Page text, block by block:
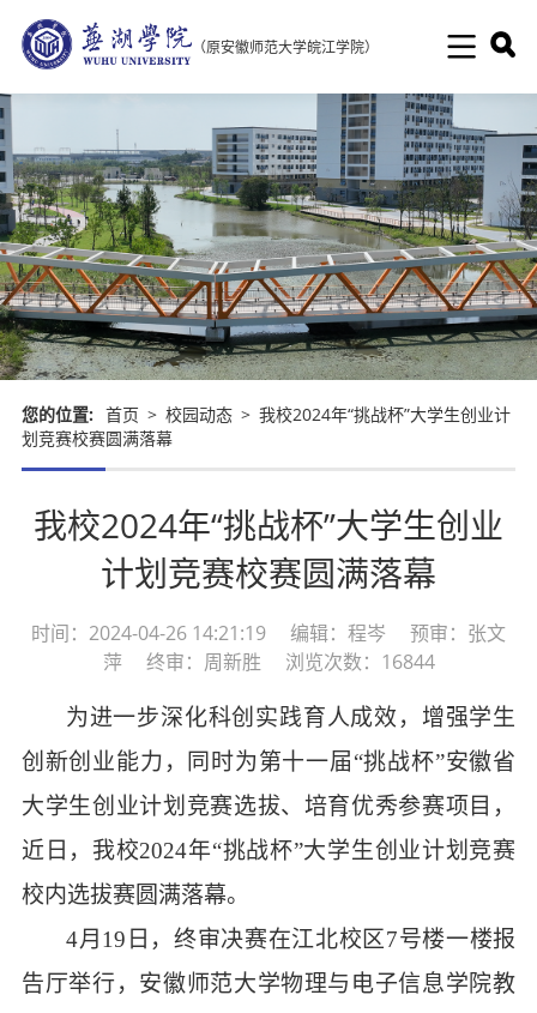
（原安徽师范大学皖江学院）
您的位置: 首页 > 校园动态 > 我校2024年“挑战杯”大学生创业计
划竞赛校赛圆满落幕
我校2024年“挑战杯”大学生创业
计划竞赛校赛圆满落幕
时间：2024-04-26 14:21:19 编辑：程岑 预审：张文
萍 终审：周新胜 浏览次数：16844
为进一步深化科创实践育人成效，增强学生
创新创业能力，同时为第十一届“挑战杯”安徽省
大学生创业计划竞赛选拔、培育优秀参赛项目，
近日，我校2024年“挑战杯”大学生创业计划竞赛
校内选拔赛圆满落幕。
4月19 日，终审决赛在江北校区7号楼一楼报
告厅举行， 安徽师范大学物理与电子信息学院教